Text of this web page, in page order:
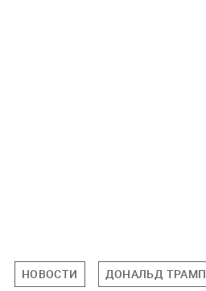
НОВОСТИ ДОНАЛЬД ТРАМП